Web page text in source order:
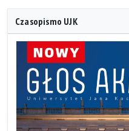
Czasopismo UJK